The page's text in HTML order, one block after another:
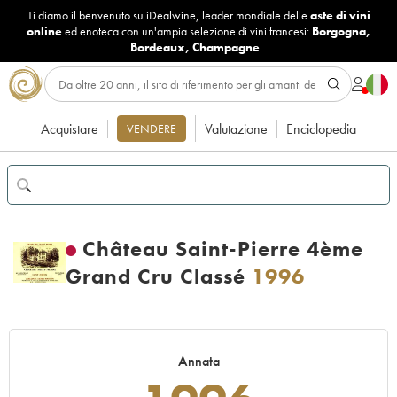
Ti diamo il benvenuto su iDealwine, leader mondiale delle aste di vini
onlineed enoteca con un'ampia selezione di vini francesi: Borgogna,
Bordeaux, Champagne...
Acquistare VENDERE Valutazione Enciclopedia
Château Saint-Pierre 4ème
Grand Cru Classé 1996
Annata